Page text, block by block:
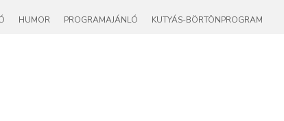
HUMOR PROGRAMAJÁNLÓ KUTYÁS-BÖRTÖNPROGRAM